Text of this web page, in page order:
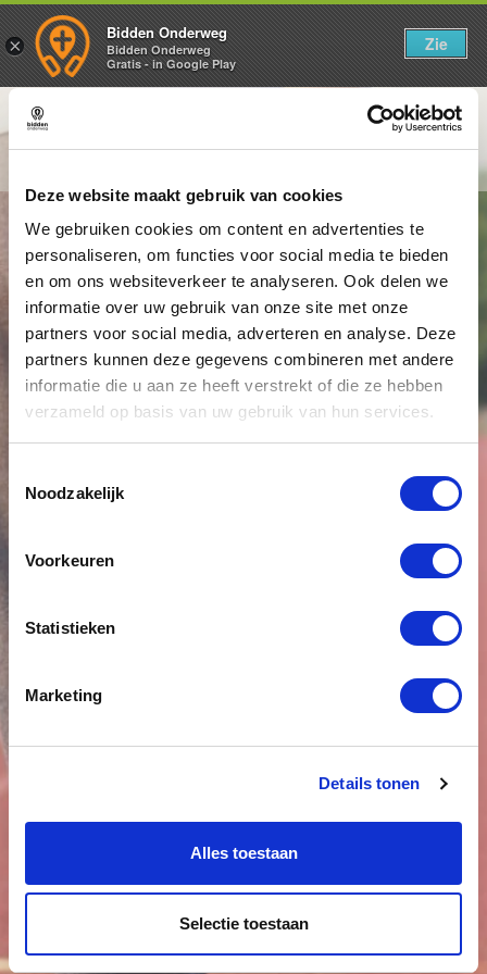
Deze website maakt gebruik van cookies
We gebruiken cookies om content en advertenties te
personaliseren, om functies voor social media te bieden
en om ons websiteverkeer te analyseren. Ook delen we
informatie over uw gebruik van onze site met onze
partners voor social media, adverteren en analyse. Deze
partners kunnen deze gegevens combineren met andere
informatie die u aan ze heeft verstrekt of die ze hebben
verzameld op basis van uw gebruik van hun services.
Noodzakelijk
Voorkeuren
Statistieken
Marketing
Details tonen
Alles toestaan
Selectie toestaan
Donderdag 4 juni
×
Bidden Onderweg
Bidden Onderweg
Gratis - in Google Play
Zie